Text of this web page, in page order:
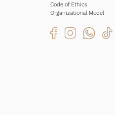
Code of Ethics
Organizational Model